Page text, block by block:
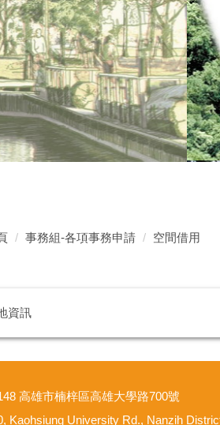
事務組-各項事務申請 空間借用
資訊
高雄市楠梓區高雄大學路700號
Kaohsiung University Rd., Nanzih